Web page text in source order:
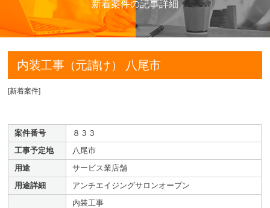
新着案件の記事詳細
内装工事（元請け） 八尾市
[新着案件]
案件番号
８３３
工事予定地
八尾市
用途
サービス業店舗
用途詳細
アンチエイジングサロンオープン
内装工事